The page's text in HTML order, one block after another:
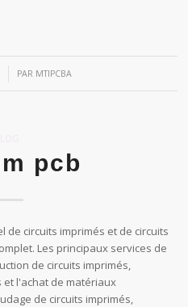
PAR MTIPCBA
pcb
de circuits imprimés et de circuits
Les principaux services de
de circuits imprimés,
et l'achat de matériaux
de circuits imprimés,